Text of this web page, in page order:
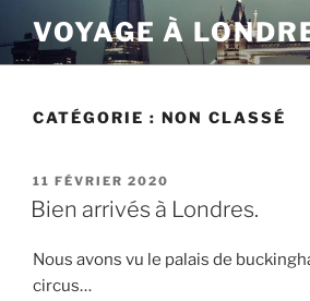
au
contenu
VOYAGE À
CATÉGORIE : NON CLASSÉ
PUBLIÉ
LE
11 FÉVRIER 2020
Bien arrivés à Londres.
Nous avons vu le palais de
circus…